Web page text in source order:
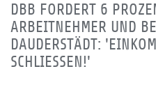
DBB FORDERT 6
ARBEITNEHMER UND
DAUDERSTÄDT:
SCHLIESSEN!'